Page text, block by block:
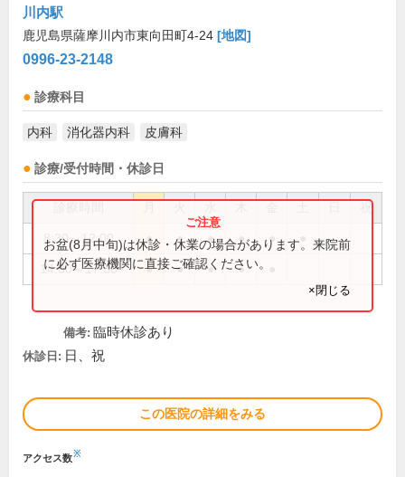
川内駅
鹿児島県薩摩川内市東向田町4-24 [地図]
0996-23-2148
診療科目
内科 消化器内科 皮膚科
診療/受付時間・休診日
祝
8:30～12:00 ● ● ● ● ●
14:00～17:30 ● ● ● ●
お盆(8月中旬)は休診・休業の場合があります。来院前
に必ず医療機関に直接ご確認ください。
×閉じる
備考: 臨時休診あり
休診日: 日、祝
この医院の詳細をみる
アクセス数※